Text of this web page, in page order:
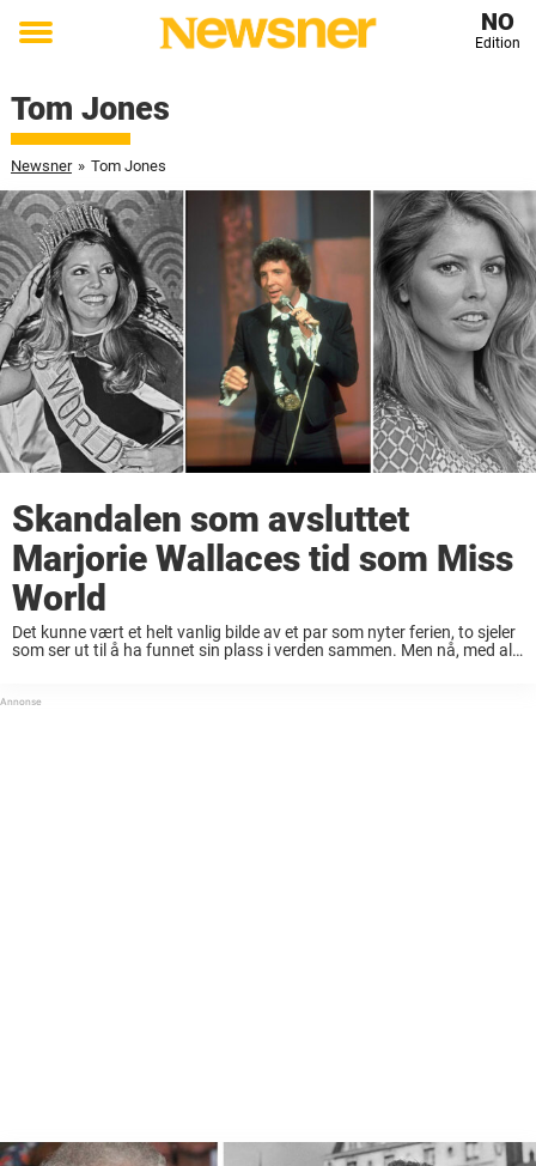
Toggle
NO
Edition
Tom Jones
Newsner » Tom Jones
Skandalen som avsluttet
Marjorie Wallaces tid som Miss
World
Det kunne vært et helt vanlig bilde av et par som nyter ferien, to sjeler
som ser ut til å ha funnet sin plass i verden sammen. Men nå, med alt